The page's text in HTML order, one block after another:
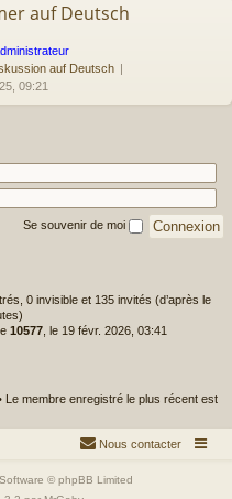
auf Deutsch
auf Deutsch
09:21
Se souvenir de moi
0 invisible et 135 invités (d’après le
10577 , le 19 févr. 2026, 03:41
Le membre enregistré le plus récent est
Nous contacter
© phpBB Limited